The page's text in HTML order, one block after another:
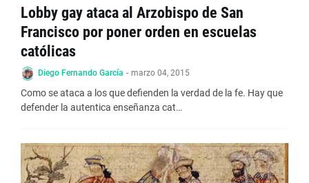
Lobby gay ataca al Arzobispo de San
Francisco por poner orden en escuelas
católicas
Diego Fernando García - marzo 04, 2015
Como se ataca a los que defienden la verdad de la fe. Hay que
defender la autentica enseñanza cat…